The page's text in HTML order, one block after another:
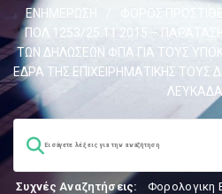
ΕΝΗΜΕΡΩΣΗ
ΦΟΡΟΣ
ΠΟΛ.1253/25.11.2015 –
ΤΩΝ ΔΗΛΩΣΕΩΝ ΦΠΑ ΓΙΑ ΤΟΥΣ
ΕΔΡΑ ΤΗΣ ΕΠΙΧΕΙΡΗΜΑΤΙΚΗΣ
Συχνές Αναζητήσεις: Φορολογικη